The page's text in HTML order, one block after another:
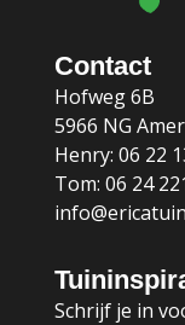
Contact
Hofweg 6B
5966 NG
Henry: 06 22
Tom: 06 24
Schrijf je in